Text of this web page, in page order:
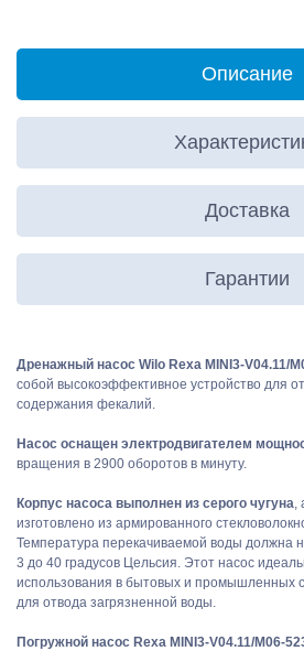
Описание
Доставка
Гарантии
Дренажный насос Wilo Rexa MINI3-V04.11/
собой высокоэффективное устройство для
содержания фекалий.
Насос оснащен электродвигателем
вращения в 2900 оборотов в минуту.
Корпус насоса выполнен из серого чугуна,
изготовлено из армированного
Температура перекачиваемой воды должна
3 до 40 градусов Цельсия. Этот насос
использования в бытовых и промышленных
для отвода загрязненной воды.
Погружной насос Rexa MINI3-V04.11/M06-